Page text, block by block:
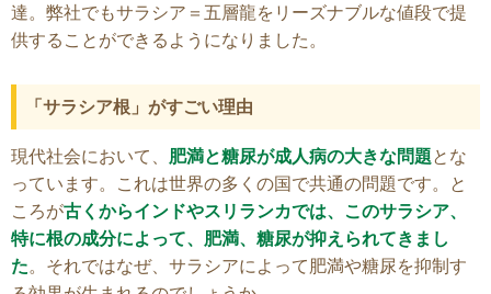
達。弊社でもサラシア＝五層龍をリーズナブルな値段で提
供することができるようになりました。
「サラシア根」がすごい理由
現代社会において、 肥満と糖尿が成人病の大きな問題とな
っています。これは世界の多くの国で共通の問題です。と
ころが古くからインドやスリランカでは、このサラシア、
特に根の成分によって、肥満、糖尿が抑えられてきまし
た。それではなぜ、サラシアによって肥満や糖尿を抑制す